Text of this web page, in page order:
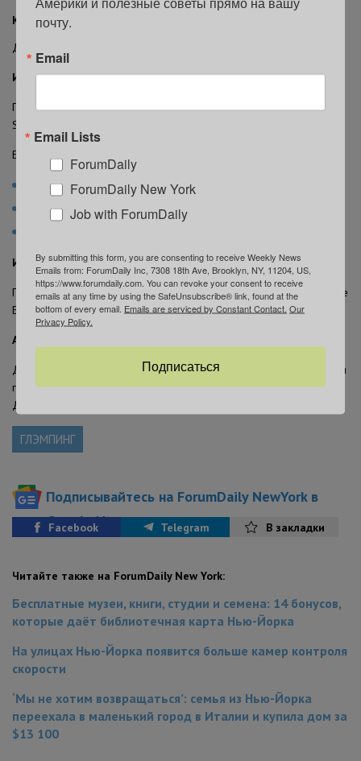
Как добраться до Collective Retreats
Добраться до комплекса можно на пароме.
Из Манхэттена
Паромы отправляются от Battery Maritime Building по адресу 10
South Street.
Ближайшие станции метро:
линия 1 — South Ferry;
линии 4 и 5 — Bowling Green;
Из Бруклина
По выходным в летний сезон работает паром от пирса №6 в парке
Бруклин-Бридж.
Альтернативный вариант
До острова можно добраться и на NYC Water Taxi. После прибытия
гостей ждёт прогулка через зелёные зоны острова до комплекса.
Для багажа предусмотрена помощь сотрудников.
ГЛЭМПИНГ
Подписывайтесь на ForumDaily NewYork в
Google News
Facebook Telegram В закладки
Читайте также на ForumDaily New York:
Бесплатные музеи, книги, студии и семена: 14 бонусов,
которые даёт библиотечная карта Нью-Йорка
На улицах Нью-Йорка появится больше камер контроля
скорости
‘Мы не хотим возвращаться’: семья из Нью-Йорка
переехала в маленький город в Италии и купила дом за
$13 100
почту.
Email
Email Lists
ForumDaily
ForumDaily New York
Job with ForumDaily
By submitting this form, you are consenting to receive Weekly News
Emails from: ForumDaily Inc, 7308 18th Ave, Brooklyn, NY, 11204, US,
https://www.forumdaily.com. You can revoke your consent to receive
emails at any time by using the SafeUnsubscribe® link, found at the
bottom of every email. Emails are serviced by Constant Contact. Our
Privacy Policy.
Подписаться